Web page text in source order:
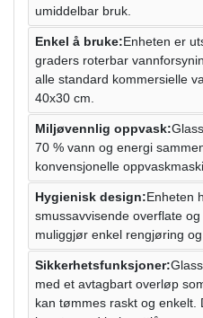
umiddelbar bruk.
Enkel å bruke:Enheten er
graders roterbar
alle standard kommersielle
40x30 cm.
Miljøvennlig oppvask:
70 % vann og energi
konvensjonelle
Hygienisk design:Enheten
smussavvisende overflate
muliggjør enkel rengjøring og
Sikkerhetsfunksjoner:
med et avtagbart overløp
kan tømmes raskt og enkelt.